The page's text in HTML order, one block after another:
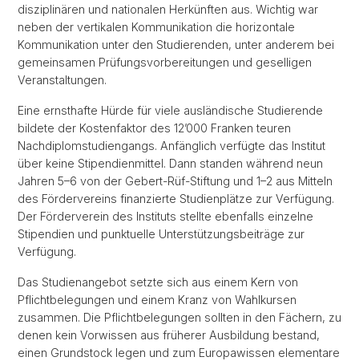
disziplinären und nationalen Herkünften aus. Wichtig war
neben der vertikalen Kommunikation die horizontale
Kommunikation unter den Studierenden, unter anderem bei
gemeinsamen Prüfungsvorbereitungen und geselligen
Veranstaltungen.
Eine ernsthafte Hürde für viele ausländische Studierende
bildete der Kostenfaktor des 12’000 Franken teuren
Nachdiplomstudiengangs. Anfänglich verfügte das Institut
über keine Stipendienmittel. Dann standen während neun
Jahren 5–6 von der Gebert-Rüf-Stiftung und 1–2 aus Mitteln
des Fördervereins finanzierte Studienplätze zur Verfügung.
Der Förderverein des Instituts stellte ebenfalls einzelne
Stipendien und punktuelle Unterstützungsbeiträge zur
Verfügung.
Das Studienangebot setzte sich aus einem Kern von
Pflichtbelegungen und einem Kranz von Wahlkursen
zusammen. Die Pflichtbelegungen sollten in den Fächern, zu
denen kein Vorwissen aus früherer Ausbildung bestand,
einen Grundstock legen und zum Europawissen elementare